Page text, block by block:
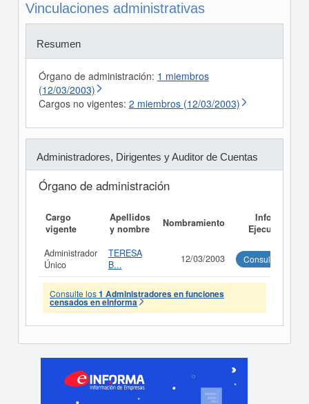
Vinculaciones administrativas
Resumen
Órgano de administración: 1 miembros
(12/03/2003)
Cargos no vigentes: 2 miembros (12/03/2003)
Administradores, Dirigentes y Auditor de Cuentas
Órgano de administración
Cargo
vigente
Apellidos
y nombre
Nombramiento
Informe
Ejecutivo
Administrador
Único
TERESA
B...
12/03/2003 Consultar
Consulte los1 Administradores en funciones
censados en eInforma